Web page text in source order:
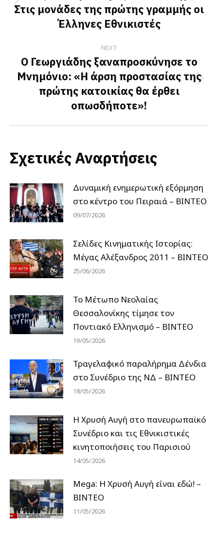
Previous
post:
Στις μονάδες της πρώτης γραμμής οι
Έλληνες Εθνικιστές
NEXT
Next
post:
Ο Γεωργιάδης ξαναπροσκύνησε το
Μνημόνιο: «Η άρση προστασίας της
πρώτης κατοικίας θα έρθει
οπωσδήποτε»!
Σχετικές Αναρτήσεις
Δυναμική ενημερωτική εξόρμηση
στο κέντρο του Πειραιά – ΒΙΝΤΕΟ
09/07/2026
Σελίδες Κινηματικής Ιστορίας:
Μέγας Αλέξανδρος 2011 – ΒΙΝΤΕΟ
25/06/2026
Το Μέτωπο Νεολαίας
Θεσσαλονίκης τίμησε τον
Ποντιακό Ελληνισμό – ΒΙΝΤΕΟ
19/05/2026
Τραγελαφικό παραλήρημα Δένδια
στο Συνέδριο της ΝΔ – ΒΙΝΤΕΟ
18/05/2026
Η Χρυσή Αυγή στο πανευρωπαϊκό
Συνέδριο και τις Εθνικιστικές
κινητοποιήσεις του Παρισιού
14/05/2026
Mega: Η Χρυσή Αυγή είναι εδώ! –
ΒΙΝΤΕΟ
11/05/2026